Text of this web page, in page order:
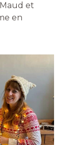
et
en